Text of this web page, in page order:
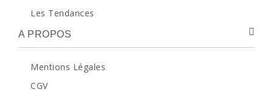
Les Tendances
A PROPOS
Mentions Légales
CGV